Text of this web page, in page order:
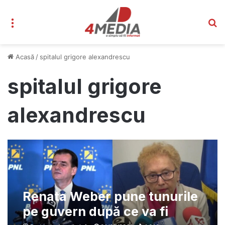
Acasă / spitalul grigore alexandrescu
spitalul grigore
alexandrescu
Renata Weber pune tunurile
pe guvern după ce va fi